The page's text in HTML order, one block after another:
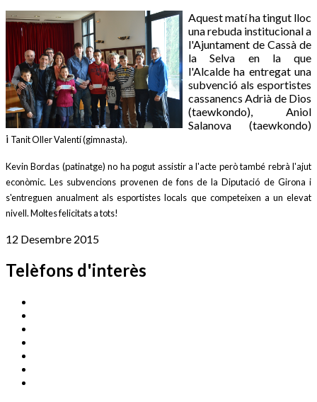
Aquest matí ha tingut lloc
una rebuda institucional a
l'Ajuntament de Cassà de
la Selva en la que
l'Alcalde ha entregat una
subvenció als esportistes
cassanencs Adrià de Dios
(taewkondo), Aniol
Salanova (taewkondo)
i Tanit Oller Valentí (gimnasta).
Kevin Bordas (patinatge) no ha pogut assistir a l'acte però també rebrà l'ajut
econòmic. Les subvencions provenen de fons de la Diputació de Girona i
s'entreguen anualment als esportistes locals que competeixen a un elevat
nivell. Moltes felicitats a tots!
12 Desembre 2015
Telèfons d'interès